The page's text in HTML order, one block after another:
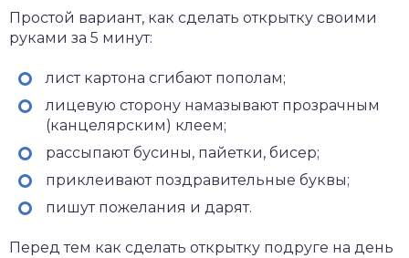
Простой вариант, как сделать открытку своими
руками за 5 минут:
лист картона сгибают пополам;
лицевую сторону намазывают прозрачным
(канцелярским) клеем;
рассыпают бусины, пайетки, бисер;
приклеивают поздравительные буквы;
пишут пожелания и дарят.
Перед тем как сделать открытку подруге на день